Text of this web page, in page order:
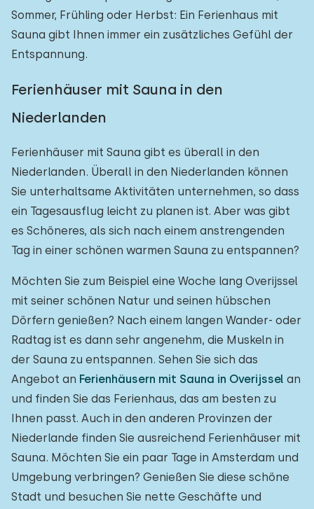
Sommer, Frühling oder Herbst: Ein Ferienhaus mit
Sauna gibt Ihnen immer ein zusätzliches Gefühl der
Entspannung.
Ferienhäuser mit Sauna in den
Niederlanden
Ferienhäuser mit Sauna gibt es überall in den
Niederlanden. Überall in den Niederlanden können
Sie unterhaltsame Aktivitäten unternehmen, so dass
ein Tagesausflug leicht zu planen ist. Aber was gibt
es Schöneres, als sich nach einem anstrengenden
Tag in einer schönen warmen Sauna zu entspannen?
Möchten Sie zum Beispiel eine Woche lang Overijssel
mit seiner schönen Natur und seinen hübschen
Dörfern genießen? Nach einem langen Wander- oder
Radtag ist es dann sehr angenehm, die Muskeln in
der Sauna zu entspannen. Sehen Sie sich das
Angebot an Ferienhäusern mit Sauna in Overijssel an
und finden Sie das Ferienhaus, das am besten zu
Ihnen passt. Auch in den anderen Provinzen der
Niederlande finden Sie ausreichend Ferienhäuser mit
Sauna. Möchten Sie ein paar Tage in Amsterdam und
Umgebung verbringen? Genießen Sie diese schöne
Stadt und besuchen Sie nette Geschäfte und